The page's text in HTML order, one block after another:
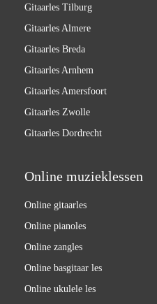
Gitaarles Tilburg
Gitaarles Almere
Gitaarles Breda
Gitaarles Arnhem
Gitaarles Amersfoort
Gitaarles Zwolle
Gitaarles Dordrecht
Online muzieklessen
Online gitaarles
Online pianoles
Online zangles
Online basgitaar les
Online ukulele les